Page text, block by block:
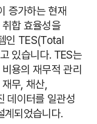
증가하는 현재
합 효율성을
인 TES(Total
있습니다. TES는
용의 재무적 관리
무, 채산,
데이터를 일관성
계되었습니다.